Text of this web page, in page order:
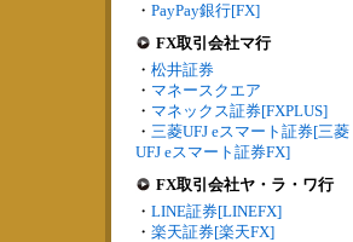
・ PayPay銀行[FX]
FX取引会社マ行
・ 松井証券
・ マネースクエア
・ マネックス証券[FXPLUS]
・ 三菱UFJ eスマート証券[三菱
UFJ eスマート証券FX]
FX取引会社ヤ・ラ・ワ行
・ LINE証券[LINEFX]
・ 楽天証券[楽天FX]